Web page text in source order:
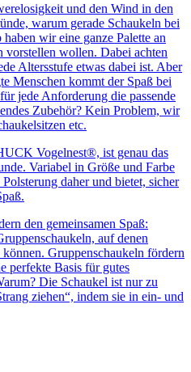
und den Wind in den
warum gerade Schaukeln bei
wir eine ganze Palette an
vorstellen wollen. Dabei achten
Altersstufe etwas dabei ist. Aber
Menschen kommt der Spaß bei
jede Anforderung die passende
Zubehör? Kein Problem, wir
etc.
Vogelnest®, ist genau das
Variabel in Größe und Farbe
daher und bietet, sicher
den gemeinsamen Spaß:
auf denen
Gruppenschaukeln fördern
perfekte Basis für gutes
Die Schaukel ist nur zu
ziehen“, indem sie in ein- und